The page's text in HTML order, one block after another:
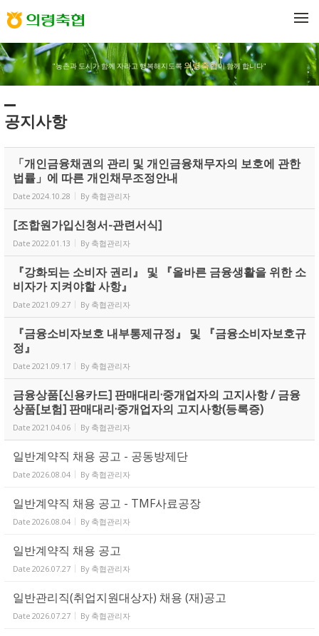
"농촌과 도시가 함께 자라고 행복해지도록 의령축협이 함께 합니다"
공지사항
「개인금융채권의 관리 및 개인금융채무자의 보호에 관한
법률」에 따른 개인채무조정안내
Date 2024.10.28 By 축협관리자
[조합원가입신청서-관련서식]
Date 2022.01.13 By 축협관리자
『강화되는 소비자 권리』 및 『올바른 금융생활을 위한 소
비자가 지켜야할 사항』
Date 2021.09.27 By 축협관리자
『금융소비자보호 내부통제규정』 및 『금융소비자보호규
정』
Date 2021.09.17 By 축협관리자
금융상품[신용카드] 판매대리·중개업자의 고지사항 / 금융
상품[보험] 판매대리·중개업자의 고지사항(등록증)
Date 2021.04.06 By 축협관리자
일반계약직 채용 공고 - 공동방제단
Date 2026.08.04 By 축협관리자
일반계약직 채용 공고 - TMF사료공장
Date 2026.08.04 By 축협관리자
일반계약직 채용 공고
Date 2026.07.27 By 축협관리자
일반관리직(취업지원대상자) 채용 (재)공고
Date 2026.07.27 By 축협관리자